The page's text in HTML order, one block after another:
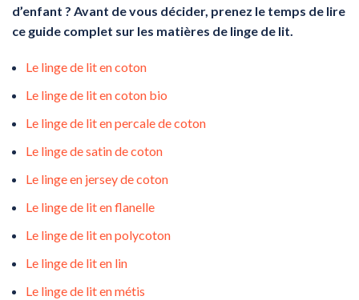
d’enfant ? Avant de vous décider, prenez le temps de lire
ce guide complet sur les matières de linge de lit.
Le linge de lit en coton
Le linge de lit en coton bio
Le linge de lit en percale de coton
Le linge de satin de coton
Le linge en jersey de coton
Le linge de lit en flanelle
Le linge de lit en polycoton
Le linge de lit en lin
Le linge de lit en métis